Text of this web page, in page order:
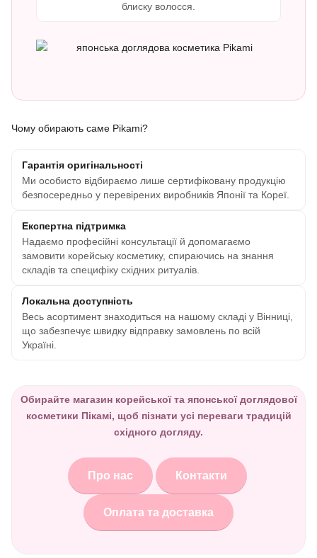
блиску волосся.
Чому обирають саме Pikami?
Гарантія оригінальності
Ми особисто відбираємо лише сертифіковану продукцію
безпосередньо у перевірених виробників Японії та Кореї.
Експертна підтримка
Надаємо професійні консультації й допомагаємо
замовити корейську косметику, спираючись на знання
складів та специфіку східних ритуалів.
Локальна доступність
Весь асортимент знаходиться на нашому складі у Вінниці,
що забезпечує швидку відправку замовлень по всій
Україні.
Обирайте магазин корейської та японської доглядової
косметики Пікамі, щоб пізнати усі переваги традицій
східного догляду.
Про нас Контакти
Оплата та доставка